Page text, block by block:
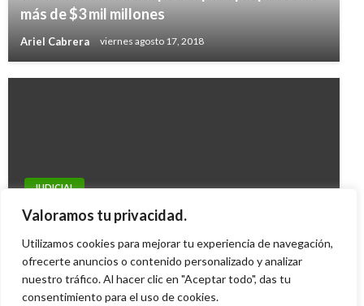
Valoramos tu privacidad.
Utilizamos cookies para mejorar tu experiencia de navegación,
ofrecerte anuncios o contenido personalizado y analizar
nuestro tráfico. Al hacer clic en "Aceptar todo", das tu
consentimiento para el uso de cookies.
más de $3 mil millones
Ariel Cabrera viernes agosto 17, 2018
JUDICIAL
Sigue adelante proceso por millonarias
Ariel Cabrera lunes mayo 14, 2012